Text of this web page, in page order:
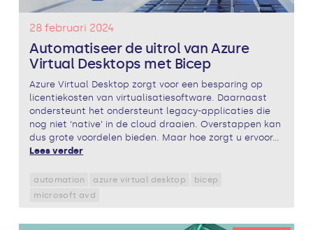
28 februari 2024
Automatiseer de uitrol van Azure
Virtual Desktops met Bicep
Azure Virtual Desktop zorgt voor een besparing op
licentiekosten van virtualisatiesoftware. Daarnaast
ondersteunt het ondersteunt legacy-applicaties die
nog niet ‘native’ in de cloud draaien. Overstappen kan
dus grote voordelen bieden. Maar hoe zorgt u ervoor...
Lees verder
automation azure virtual desktop
bicep
microsoft avd